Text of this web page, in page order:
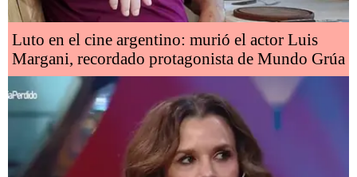
Luto en el cine argentino: murió el actor Luis
Margani, recordado protagonista de Mundo Grúa